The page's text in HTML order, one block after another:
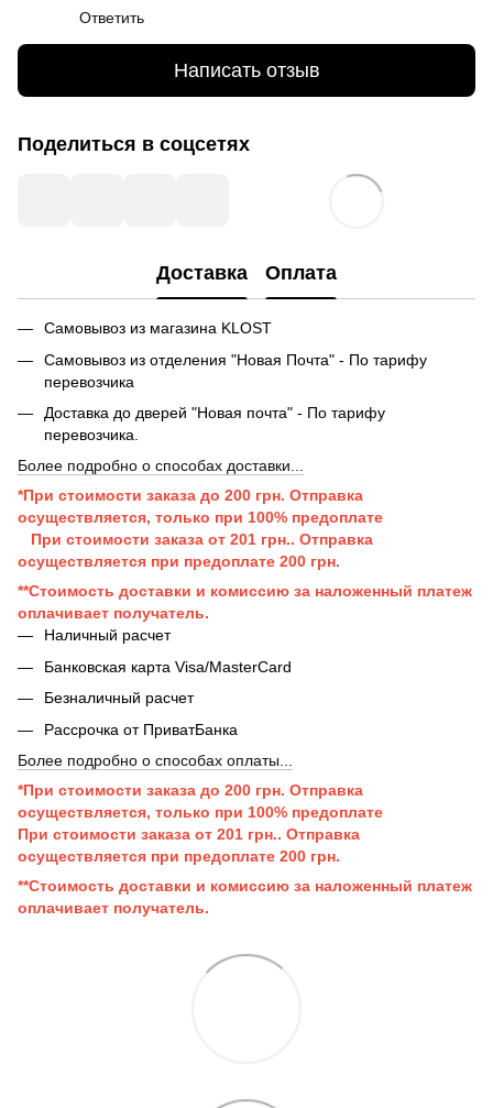
Ответить
Написать отзыв
Поделиться в соцсетях
Доставка Оплата
Самовывоз из магазина KLOST
Самовывоз из отделения "Новая Почта" - По тарифу
перевозчика
Доставка до дверей "Новая почта" - По тарифу
перевозчика.
Более подробно о способах доставки...
*При стоимости заказа до 200 грн. Отправка
осуществляется, только при 100% предоплате
При стоимости заказа от 201 грн.. Отправка
осуществляется при предоплате 200 грн.
**Стоимость доставки и комиссию за наложенный платеж
оплачивает получатель.
Наличный расчет
Банковская карта Visa/MasterCard
Безналичный расчет
Рассрочка от ПриватБанка
Более подробно о способах оплаты...
*При стоимости заказа до 200 грн. Отправка
осуществляется, только при 100% предоплате
При стоимости заказа от 201 грн.. Отправка
осуществляется при предоплате 200 грн.
**Стоимость доставки и комиссию за наложенный платеж
оплачивает получатель.